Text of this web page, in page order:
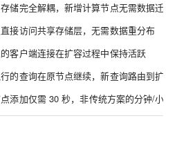
储完全解耦，新增计算节点无需数据迁移
接访问共享存储层，无需数据重分布
客户端连接在扩容过程中保持活跃
的查询在原节点继续，新查询路由到扩展
添加仅需 30 秒，非传统方案的分钟/小时